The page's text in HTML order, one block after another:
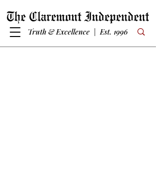
Truth & Excellence | Est. 1996